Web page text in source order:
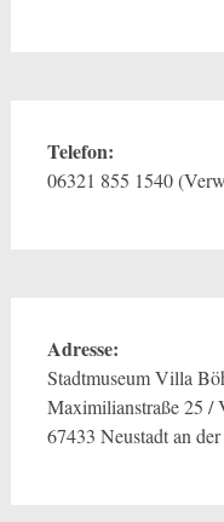
Telefon:
06321 855 1540
Adresse:
Stadtmuseum Villa
Maximilianstraße 25 /
67433 Neustadt an